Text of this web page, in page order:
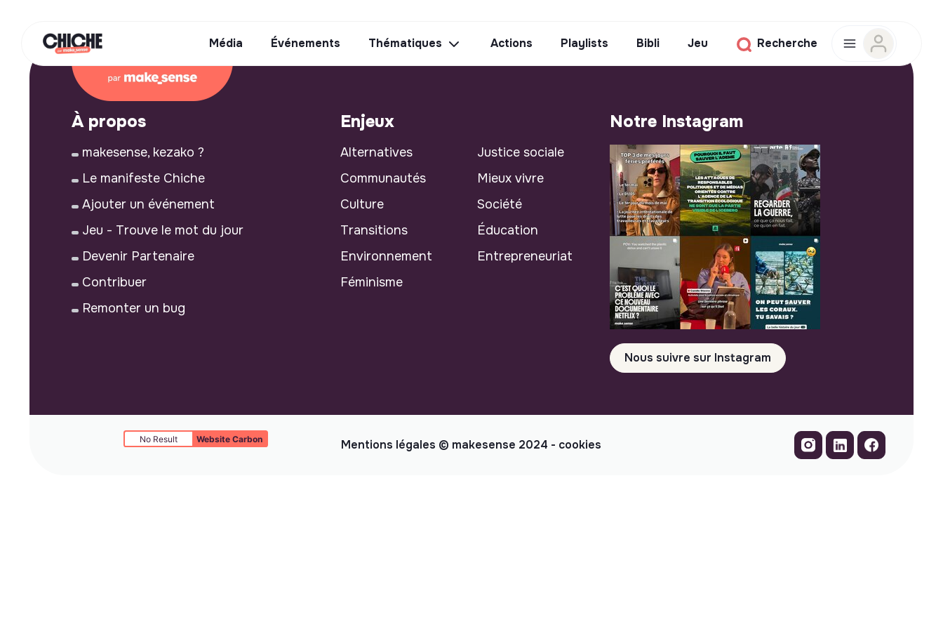
Média Événements Thématiques Actions Playlists Bibli Jeu Recherche
À propos
makesense, kezako ?
Le manifeste Chiche
Ajouter un événement
Jeu - Trouve le mot du jour
Devenir Partenaire
Contribuer
Remonter un bug
Enjeux
Alternatives
Communautés
Culture
Transitions
Environnement
Féminisme
Justice sociale
Mieux vivre
Société
Éducation
Entrepreneuriat
Notre Instagram
Nous suivre sur Instagram
No Result Website Carbon Mentions légales © makesense 2024 - cookies